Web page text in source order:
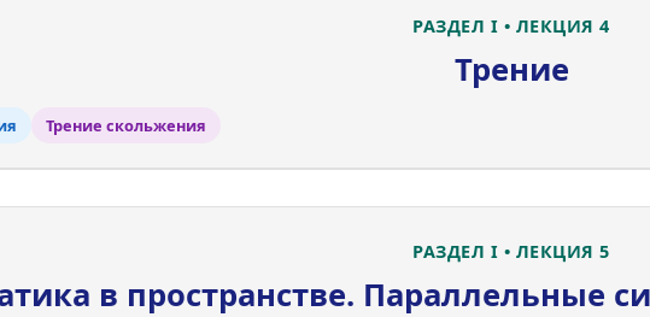
РАЗДЕЛ I • ЛЕКЦИЯ 4
Трение
Трение скольжения
РАЗДЕЛ I • ЛЕКЦИЯ 5
в пространстве. Параллельные